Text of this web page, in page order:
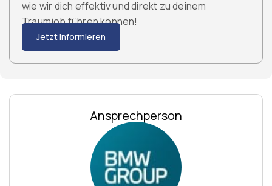
wie wir dich effektiv und direkt zu deinem
Traumjob führen können!
Jetzt informieren
Ansprechperson